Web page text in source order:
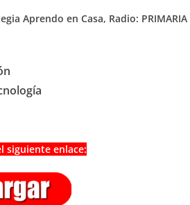
Aprendo en Casa, Radio:
siguiente enlace: